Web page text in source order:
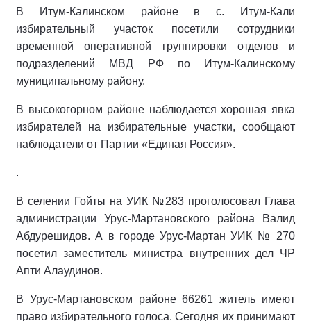
В Итум-Калинском районе в с. Итум-Кали
избирательный участок посетили сотрудники
временной оперативной группировки отделов и
подразделений МВД РФ по Итум-Калинскому
муниципальному району.
В высокогорном районе наблюдается хорошая явка
избирателей на избирательные участки, сообщают
наблюдатели от Партии «Единая Россия».
.
В селении Гойты на УИК №283 проголосовал Глава
администрации Урус-Мартановского района Валид
Абдурешидов. А в городе Урус-Мартан УИК № 270
посетил заместитель министра внутренних дел ЧР
Апти Алаудинов.
В Урус-Мартановском районе 66261 житель имеют
право избирательного голоса. Сегодня их принимают